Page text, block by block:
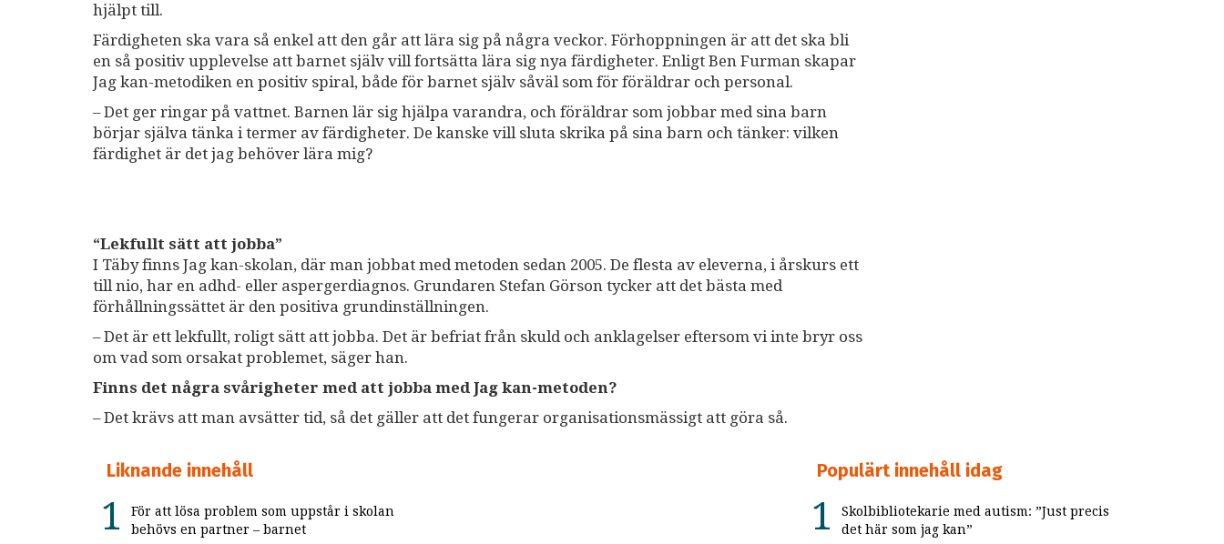
hjälpt till.
Färdigheten ska vara så enkel att den går att lära sig på några veckor. Förhoppningen är att det ska bli
en så positiv upplevelse att barnet själv vill fortsätta lära sig nya färdigheter. Enligt Ben Furman skapar
Jag kan-metodiken en positiv spiral, både för barnet själv såväl som för föräldrar och personal.
– Det ger ringar på vattnet. Barnen lär sig hjälpa varandra, och föräldrar som jobbar med sina barn
börjar själva tänka i termer av färdigheter. De kanske vill sluta skrika på sina barn och tänker: vilken
färdighet är det jag behöver lära mig?
“Lekfullt sätt att jobba”
I Täby finns Jag kan-skolan, där man jobbat med metoden sedan 2005. De flesta av eleverna, i årskurs ett
till nio, har en adhd- eller aspergerdiagnos. Grundaren Stefan Görson tycker att det bästa med
förhållningssättet är den positiva grundinställningen.
– Det är ett lekfullt, roligt sätt att jobba. Det är befriat från skuld och anklagelser eftersom vi inte bryr oss
om vad som orsakat problemet, säger han.
Finns det några svårigheter med att jobba med Jag kan-metoden?
– Det krävs att man avsätter tid, så det gäller att det fungerar organisationsmässigt att göra så.
Liknande innehåll
För att lösa problem som uppstår i skolan
behövs en partner – barnet
Populärt innehåll idag
Skolbibliotekarie med autism: ”Just precis
det här som jag kan”